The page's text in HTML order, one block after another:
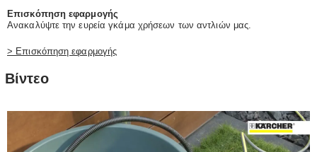
Επισκόπηση εφαρμογής
Ανακαλύψτε την ευρεία γκάμα χρήσεων των αντλιών μας.
> Επισκόπηση εφαρμογής
Βίντεο
P